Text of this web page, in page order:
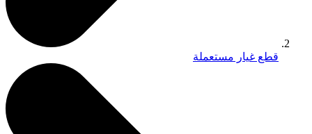
قطع غيار مستعملة